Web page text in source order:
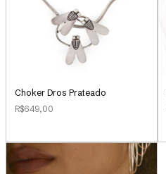
Choker Dros Prateado
R$649,00